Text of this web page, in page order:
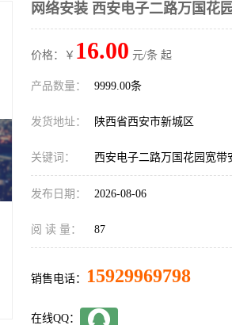
网络安装 西安电子二路万国花
价格：￥ 16.00 元/条 起
产品数量： 9999.00条
发货地址： 陕西省西安市新城区
关键词： 西安电子二路万国花园宽带
发布日期： 2026-08-06
阅 读 量： 87
销售电话： 15929969798
在线QQ：